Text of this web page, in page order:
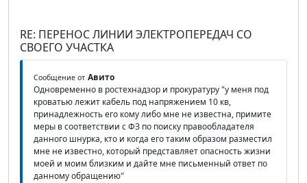
RE: ПЕРЕНОС ЛИНИИ ЭЛЕКТРОПЕРЕДАЧ СО
СВОЕГО УЧАСТКА
Сообщение от Авито
Одновременно в ростехнадзор и прокуратуру "у меня под
кроватью лежит кабель под напряжением 10 кв,
принадлежность его кому либо мне не известна, примите
меры в соответствии с ФЗ по поиску правообладателя
данного шнурка, кто и когда его таким образом разместил
мне не известно, который представляет опасность жизни
моей и моим близким и дайте мне письменный ответ по
данному обращению"